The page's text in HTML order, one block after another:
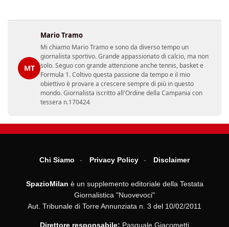
MT
Mario Tramo
Mi chiamo Mario Tramo e sono da diverso tempo un
giornalista sportivo. Grande appassionato di calcio, ma non
solo. Seguo con grande attenzione anche tennis, basket e
Formula 1. Coltivo questa passione da tempo e il mio
obiettivo è provare a crescere sempre di più in questo
mondo. Giornalista iscritto all'Ordine della Campania con
tessera n.170424
Chi Siamo Privacy Policy Disclaimer
SpazioMilan è un supplemento editoriale della Testata
Giornalistica "Nuovevoci"
Aut. Tribunale di Torre Annunziata n. 3 del 10/02/2011
Direttore responsabile: Pasquale Giacometti